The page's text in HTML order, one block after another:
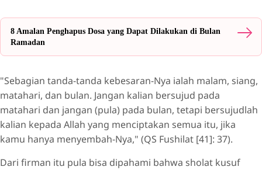
8 Amalan Penghapus Dosa yang Dapat Dilakukan di Bulan
Ramadan
"Sebagian tanda-tanda kebesaran-Nya ialah malam, siang,
matahari, dan bulan. Jangan kalian bersujud pada
matahari dan jangan (pula) pada bulan, tetapi bersujudlah
kalian kepada Allah yang menciptakan semua itu, jika
kamu hanya menyembah-Nya," (QS Fushilat [41]: 37).
Dari firman itu pula bisa dipahami bahwa sholat kusuf